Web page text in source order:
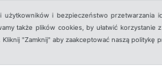
i bezpieczeństwo
także plików cookies, by ułatwić
"Zamknij" aby zaakceptować naszą politykę